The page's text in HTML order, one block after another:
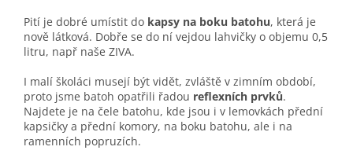
Pití je dobré umístit do kapsy na boku batohu, která je
nově látková. Dobře se do ní vejdou lahvičky o objemu 0,5
litru, např naše ZIVA.
I malí školáci musejí být vidět, zvláště v zimním období,
proto jsme batoh opatřili řadou reflexních prvků.
Najdete je na čele batohu, kde jsou i v lemovkách přední
kapsičky a přední komory, na boku batohu, ale i na
ramenních popruzích.